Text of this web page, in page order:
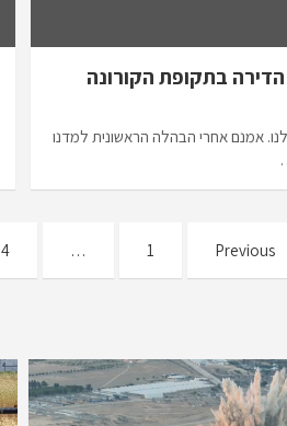
הדירה בתקופת הקורונה
אמנם אחרי הבהלה הראשונית למדנו
Previous
1
…
4